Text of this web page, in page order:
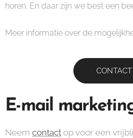
horen. En daar zijn we best een
Meer informatie over de
CONTACT
E-mail
Neem contact op voor een